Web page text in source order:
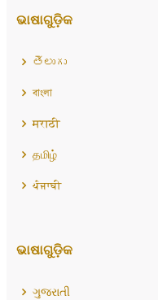
ଭାଷାଗୁଡ଼ିକ
తెలుగు
বাংলা
मराठी
தமிழ்
ਪੰਜਾਬੀ
ଭାଷାଗୁଡ଼ିକ
ગુજરાતી